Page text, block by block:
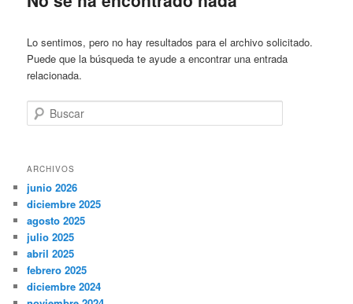
Lo sentimos, pero no hay resultados para el archivo solicitado.
Puede que la búsqueda te ayude a encontrar una entrada
relacionada.
Buscar
ARCHIVOS
junio 2026
diciembre 2025
agosto 2025
julio 2025
abril 2025
febrero 2025
diciembre 2024